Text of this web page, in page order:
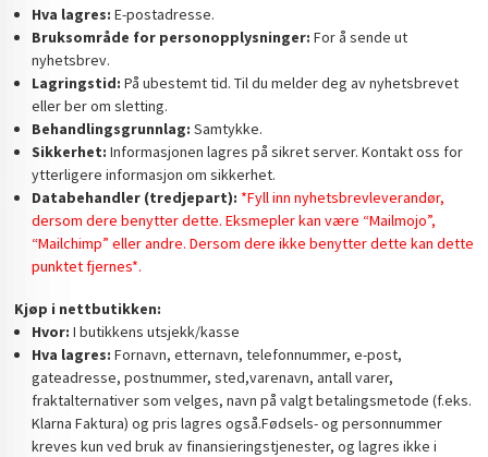
Hva lagres: E-postadresse.
Bruksområde for personopplysninger: For å sende ut
nyhetsbrev.
Lagringstid: På ubestemt tid. Til du melder deg av nyhetsbrevet
eller ber om sletting.
Behandlingsgrunnlag: Samtykke.
Sikkerhet: Informasjonen lagres på sikret server. Kontakt oss for
ytterligere informasjon om sikkerhet.
Databehandler (tredjepart): *Fyll inn nyhetsbrevleverandør,
dersom dere benytter dette. Eksmepler kan være “Mailmojo”,
“Mailchimp” eller andre. Dersom dere ikke benytter dette kan dette
punktet fjernes*.
Kjøp i nettbutikken:
Hvor: I butikkens utsjekk/kasse
Hva lagres: Fornavn, etternavn, telefonnummer, e-post,
gateadresse, postnummer, sted,varenavn, antall varer,
fraktalternativer som velges, navn på valgt betalingsmetode (f.eks.
Klarna Faktura) og pris lagres også.Fødsels- og personnummer
kreves kun ved bruk av finansieringstjenester, og lagres ikke i